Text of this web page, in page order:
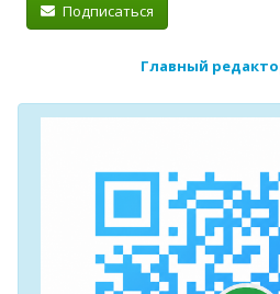
Подписаться
Главный